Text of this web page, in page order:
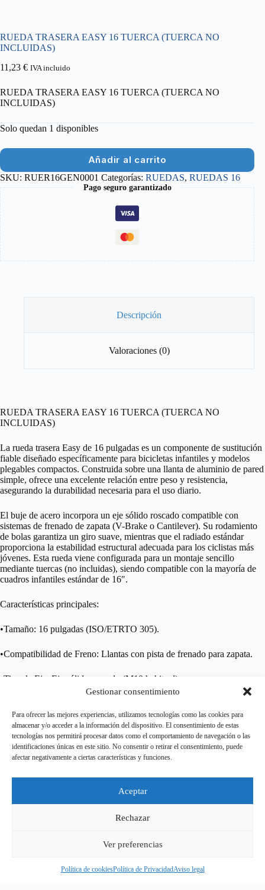
Gestionar consentimiento
Para ofrecer las mejores experiencias, utilizamos tecnologías como las cookies para
almacenar y/o acceder a la información del dispositivo. El consentimiento de estas
tecnologías nos permitirá procesar datos como el comportamiento de navegación o las
identificaciones únicas en este sitio. No consentir o retirar el consentimiento, puede
afectar negativamente a ciertas características y funciones.
Aceptar
Rechazar
Ver preferencias
Política de cookiesPolítica de PrivacidadAviso legal
RUEDA TRASERA EASY 16 TUERCA (TUERCA NO
INCLUIDAS)
11,23 € IVA incluido
RUEDA TRASERA EASY 16 TUERCA (TUERCA NO
INCLUIDAS)
Solo quedan 1 disponibles
Añadir al carrito
SKU: RUER16GEN0001 Categorías: RUEDAS, RUEDAS 16
Pago seguro garantizado
Descripción
Valoraciones (0)
RUEDA TRASERA EASY 16 TUERCA (TUERCA NO
INCLUIDAS)
La rueda trasera Easy de 16 pulgadas es un componente de sustitución
fiable diseñado específicamente para bicicletas infantiles y modelos
plegables compactos. Construida sobre una llanta de aluminio de pared
simple, ofrece una excelente relación entre peso y resistencia,
asegurando la durabilidad necesaria para el uso diario.
El buje de acero incorpora un eje sólido roscado compatible con
sistemas de frenado de zapata (V-Brake o Cantilever). Su rodamiento
de bolas garantiza un giro suave, mientras que el radiado estándar
proporciona la estabilidad estructural adecuada para los ciclistas más
jóvenes. Esta rueda viene configurada para un montaje sencillo
mediante tuercas (no incluidas), siendo compatible con la mayoría de
cuadros infantiles estándar de 16″.
Características principales:
•Tamaño: 16 pulgadas (ISO/ETRTO 305).
•Compatibilidad de Freno: Llantas con pista de frenado para zapata.
•Tipo de Eje: Eje sólido roscado (M10 habitual).
•Uso: Bicicletas infantiles, plegables y de aprendizaje.
Política de Privacidad
Política de cookies
Terminos y condiciones
Política de envios
Copyright © 2026 - Ciclos Díaz